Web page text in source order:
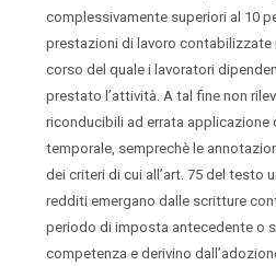
complessivamente superiori al 10
prestazioni di lavoro contabilizzate
corso del quale i lavoratori
prestato l’attività. A tal fine non
riconducibili ad errata applicazione
temporale, semprechè le
dei criteri di cui all’art. 75 del testo
redditi emergano dalle scritture
periodo di imposta antecedente o
competenza e derivino